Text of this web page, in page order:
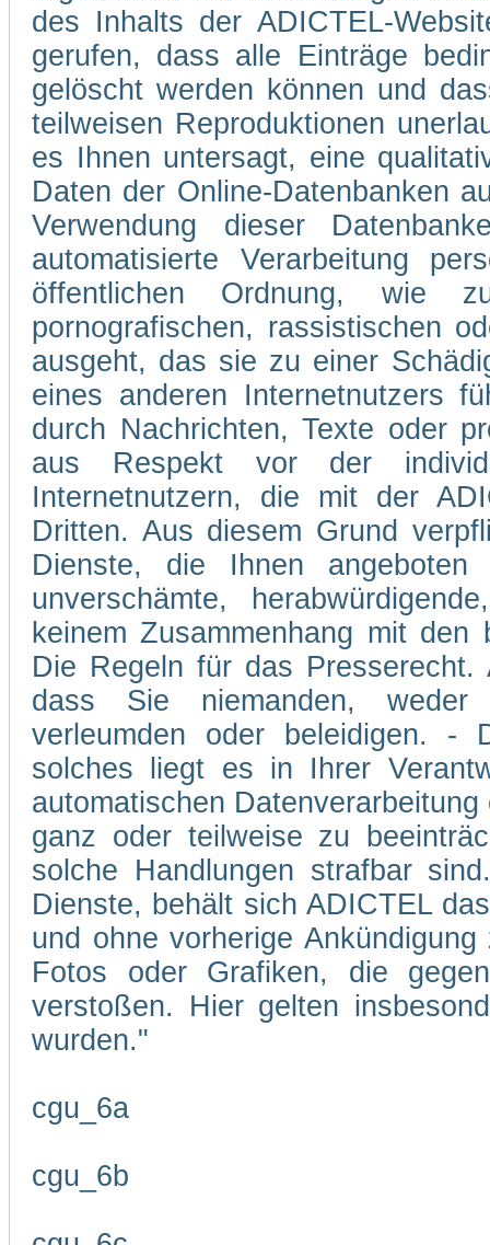
des Inhalts der ADICTEL-
gerufen, dass alle Einträge
gelöscht werden können und
teilweisen Reproduktionen
es Ihnen untersagt, eine
Daten der Online-Datenbanken
Verwendung dieser
automatisierte Verarbeitung
öffentlichen Ordnung, wie
pornografischen, rassistischen
ausgeht, das sie zu einer
eines anderen Internetnutzers
durch Nachrichten, Texte oder
aus Respekt vor der
Internetnutzern, die mit der
Dritten. Aus diesem Grund
Dienste, die Ihnen angeboten
unverschämte,
keinem Zusammenhang mit
Die Regeln für das
dass Sie niemanden, weder
verleumden oder beleidigen. -
solches liegt es in Ihrer
automatischen
ganz oder teilweise zu
solche Handlungen strafbar
Dienste, behält sich ADICTEL
und ohne vorherige
Fotos oder Grafiken, die
verstoßen. Hier gelten
wurden."
cgu_6a
cgu_6b